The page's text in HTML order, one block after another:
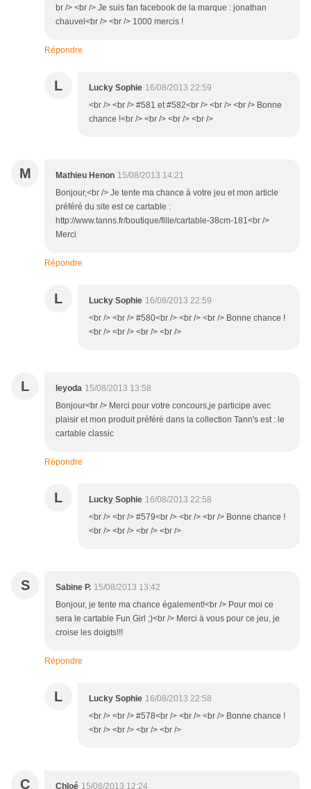
br /> <br /> Je suis fan facebook de la marque : jonathan
chauvel<br /> <br /> 1000 mercis !
Répondre
L Lucky Sophie 16/08/2013 22:59
<br /> <br /> #581 et #582<br /> <br /> <br /> Bonne
chance !<br /> <br /> <br /> <br />
M Mathieu Henon 15/08/2013 14:21
Bonjour,<br /> Je tente ma chance à votre jeu et mon article
préféré du site est ce cartable :
http://www.tanns.fr/boutique/fille/cartable-38cm-181<br />
Merci
Répondre
L Lucky Sophie 16/08/2013 22:59
<br /> <br /> #580<br /> <br /> <br /> Bonne chance !
<br /> <br /> <br /> <br />
L leyoda 15/08/2013 13:58
Bonjour<br /> Merci pour votre concours,je participe avec
plaisir et mon produit préféré dans la collection Tann's est : le
cartable classic
Répondre
L Lucky Sophie 16/08/2013 22:58
<br /> <br /> #579<br /> <br /> <br /> Bonne chance !
<br /> <br /> <br /> <br />
S Sabine P. 15/08/2013 13:42
Bonjour, je tente ma chance également!<br /> Pour moi ce
sera le cartable Fun Girl ;)<br /> Merci à vous pour ce jeu, je
croise les doigts!!!
Répondre
L Lucky Sophie 16/08/2013 22:58
<br /> <br /> #578<br /> <br /> <br /> Bonne chance !
<br /> <br /> <br /> <br />
C Chloé 15/08/2013 12:24